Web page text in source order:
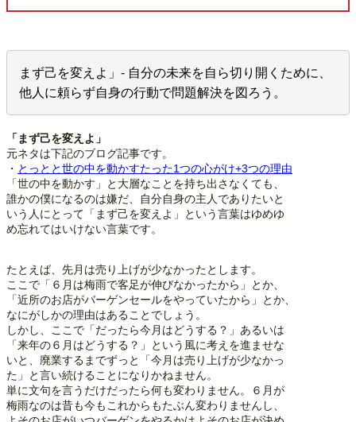
まず己を変えよ」- 自分の未来を自ら切り開くために、
他人に頼らず自身の行動で問題解決を図ろう。
「まず己を変えよ」
元ネタは下記のブログ記事です。
・ とっとと世の中を動かすたった1つの心がけ+3つの理由
「世の中を動かす」と大層なことを持ち出さなくても、
誰かの僕になるのは嫌だ、自分自身の主人でありたいと
いう人にとって「まず己を変えよ」という言葉はゆめゆ
め忘れてはいけない言葉です。
たとえば、先月は売り上げが少なかったとします。
ここで「６月は梅雨で客足が伸びなかったから」とか、
「近所のお店がバーゲンセールをやっていたから」とか、
なにがしかの理由はあることでしょう。
しかし、ここで「だったら今月はどうする？」あるいは
「来年の６月はどうする？」という風に考えを進ませな
いと、廃業するまでずっと「今月は売り上げが少なかっ
た」と言い続けることになりかねません。
単に文句を言うだけだったら何も変わりません。６月が
梅雨なのは昔も今もこれからもたぶん変わりませんし、